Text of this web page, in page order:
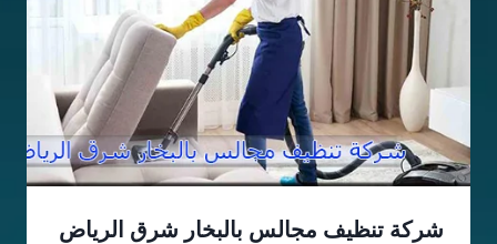
شركة تنظيف مجالس بالبخار شرق الرياض